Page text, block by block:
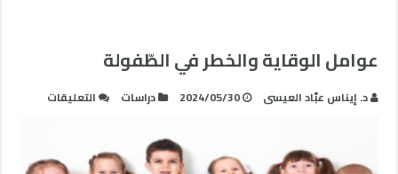
عوامل الوقاية والخطر في الطّفولة
د. إيناس عبّاد العيسى 2024/05/30 دراسات التعليقات
والخطر